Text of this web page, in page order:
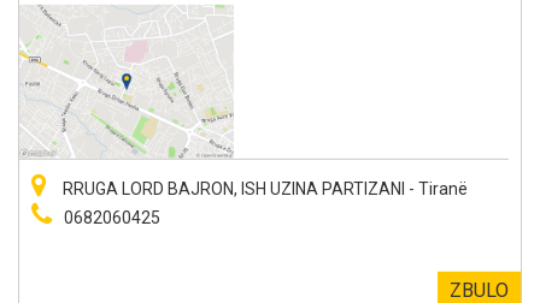
RRUGA LORD BAJRON, ISH UZINA PARTIZANI - Tiranë
0682060425
ZBULO